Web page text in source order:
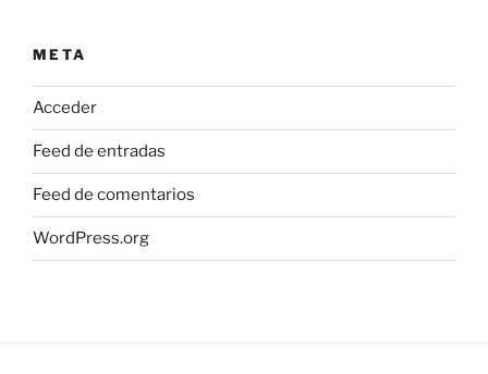
META
Acceder
Feed de entradas
Feed de comentarios
WordPress.org